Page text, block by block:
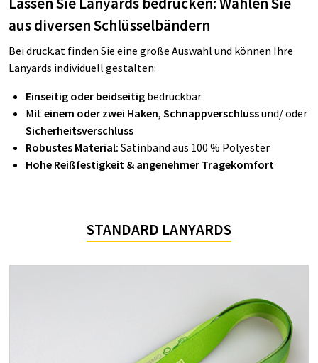
aus diversen Schlüsselbändern
Beidruck.at finden Sie eine große Auswahl und können Ihre
Lanyards individuell gestalten:
Einseitig oder beidseitig bedruckbar
Mit einem oder zwei Haken, Schnappverschlussund/ oder
Sicherheitsverschluss
Robustes Material: Satinband aus 100 % Polyester
Hohe Reißfestigkeit & angenehmer Tragekomfort
STANDARD LANYARDS